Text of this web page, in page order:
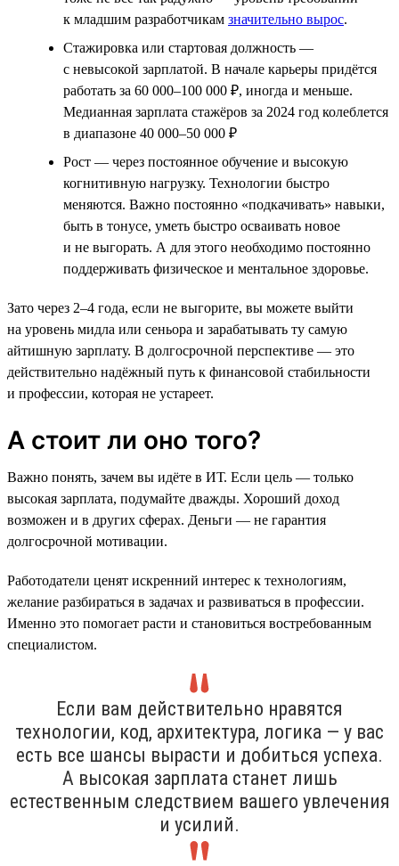
к младшим разработчикам значительно вырос.
Стажировка или стартовая должность —
с невысокой зарплатой. В начале карьеры придётся
работать за 60 000–100 000 ₽, иногда и меньше.
Медианная зарплата стажёров за 2024 год колеблется
в диапазоне 40 000–50 000 ₽
Рост — через постоянное обучение и высокую
когнитивную нагрузку. Технологии быстро
меняются. Важно постоянно «подкачивать» навыки,
быть в тонусе, уметь быстро осваивать новое
и не выгорать. А для этого необходимо постоянно
поддерживать физическое и ментальное здоровье.
Зато через 2–4 года, если не выгорите, вы можете выйти
на уровень мидла или сеньора и зарабатывать ту самую
айтишную зарплату. В долгосрочной перспективе — это
действительно надёжный путь к финансовой стабильности
и профессии, которая не устареет.
А стоит ли оно того?
Важно понять, зачем вы идёте в ИТ. Если цель — только
высокая зарплата, подумайте дважды. Хороший доход
возможен и в других сферах. Деньги — не гарантия
долгосрочной мотивации.
Работодатели ценят искренний интерес к технологиям,
желание разбираться в задачах и развиваться в профессии.
Именно это помогает расти и становиться востребованным
специалистом.
Если вам действительно нравятся
технологии, код, архитектура, логика — у вас
есть все шансы вырасти и добиться успеха.
А высокая зарплата станет лишь
естественным следствием вашего увлечения
и усилий.